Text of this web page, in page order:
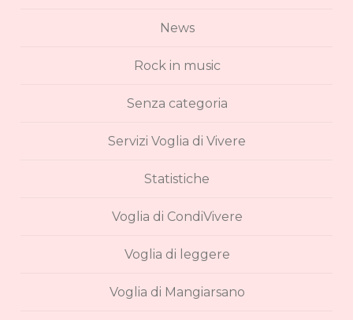
News
Rock in music
Senza categoria
Servizi Voglia di Vivere
Statistiche
Voglia di CondiVivere
Voglia di leggere
Voglia di Mangiarsano